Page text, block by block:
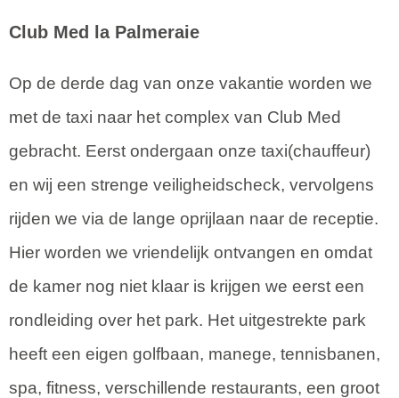
Club Med la Palmeraie
Op de derde dag van onze vakantie worden we
met de taxi naar het complex van Club Med
gebracht. Eerst ondergaan onze taxi(chauffeur)
en wij een strenge veiligheidscheck, vervolgens
rijden we via de lange oprijlaan naar de receptie.
Hier worden we vriendelijk ontvangen en omdat
de kamer nog niet klaar is krijgen we eerst een
rondleiding over het park. Het uitgestrekte park
heeft een eigen golfbaan, manege, tennisbanen,
spa, fitness, verschillende restaurants, een groot